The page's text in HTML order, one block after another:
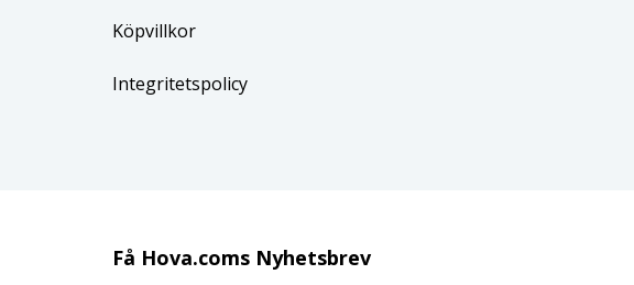
Köpvillkor
Integritetspolicy
Få Hova.coms Nyhetsbrev